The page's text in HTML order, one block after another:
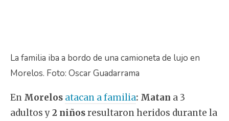
La familia iba a bordo de una camioneta de lujo en
Morelos. Foto: Oscar Guadarrama
En Morelos atacan a familia: Matan a 3
adultos y2 niñosresultaron heridos durante la